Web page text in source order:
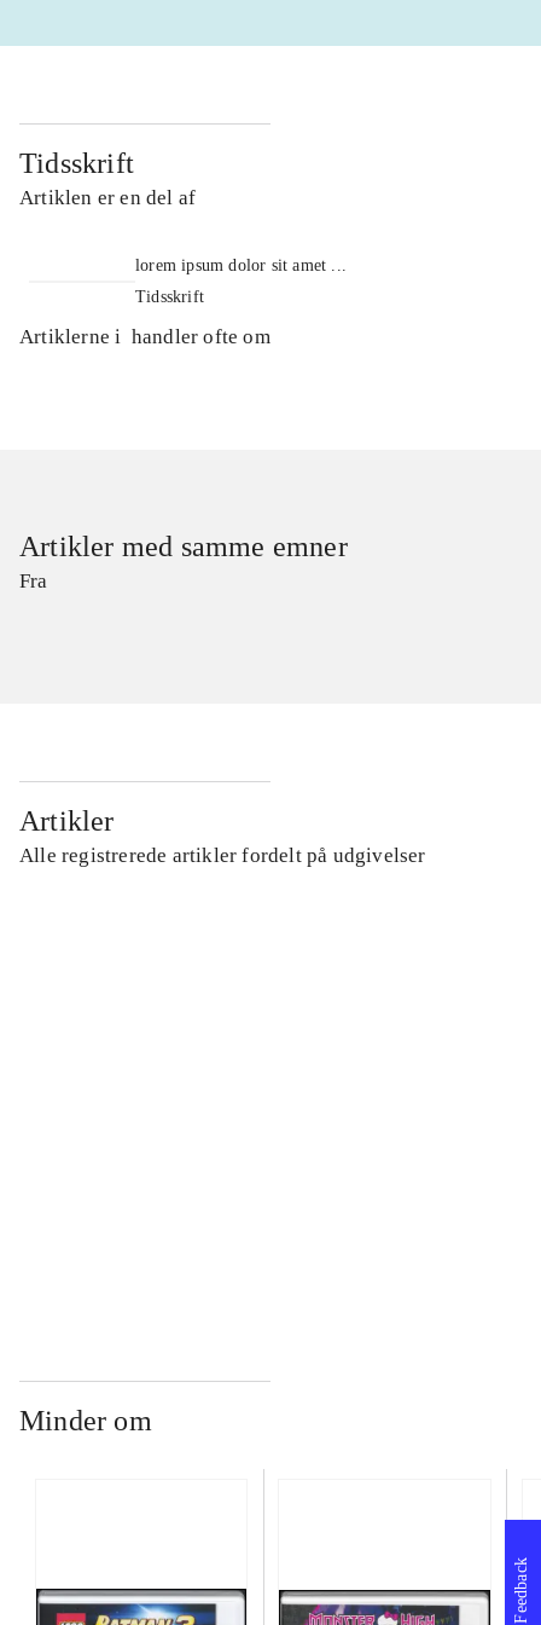
Tidsskrift
Artiklen er en del af
lorem ipsum dolor sit amet ...
Tidsskrift
Artiklerne i handler ofte om
Artikler med samme emner
Fra
Artikler
Alle registrerede artikler fordelt på udgivelser
Minder om
Feedback